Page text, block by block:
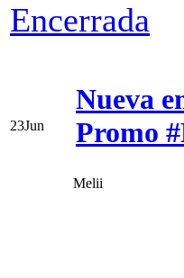
Encerrada
23Jun
Nueva
Promo
Melii